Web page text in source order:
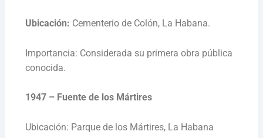
Ubicación: Cementerio de Colón, La Habana.
Importancia: Considerada su primera obra pública
conocida.
1947 – Fuente de los Mártires
Ubicación: Parque de los Mártires, La Habana